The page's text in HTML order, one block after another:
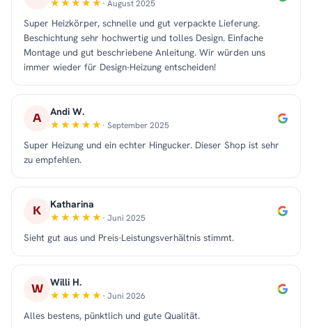
· August 2025
Super Heizkörper, schnelle und gut verpackte Lieferung.
Beschichtung sehr hochwertig und tolles Design. Einfache
Montage und gut beschriebene Anleitung. Wir würden uns
immer wieder für Design-Heizung entscheiden!
A Andi W.
· September 2025
Super Heizung und ein echter Hingucker. Dieser Shop ist sehr
zu empfehlen.
K Katharina
· Juni 2025
Sieht gut aus und Preis-Leistungsverhältnis stimmt.
W Willi H.
· Juni 2026
Alles bestens, pünktlich und gute Qualität.